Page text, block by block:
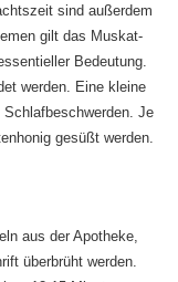
sind außerdem
gilt das Muskat-
Bedeutung.
werden. Eine kleine
Je
gesüßt werden.
aus der Apotheke,
überbrüht werden.